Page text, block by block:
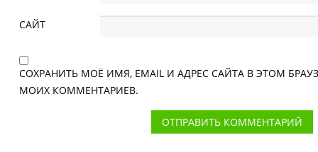
САЙТ
СОХРАНИТЬ МОЁ ИМЯ, EMAIL И АДРЕС САЙТА В ЭТОМ
МОИХ КОММЕНТАРИЕВ.